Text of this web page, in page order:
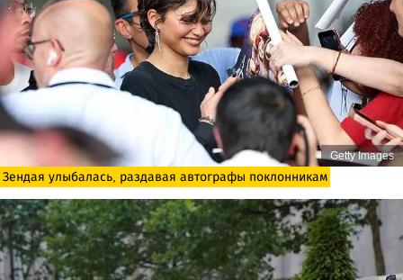
Getty Images
Зендая улыбалась, раздавая автографы поклонникам